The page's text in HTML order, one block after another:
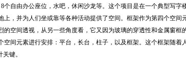
自由办公座位，水吧，休闲沙龙等。这个项目是在一个典型写字
，并为人们坐或靠等各种活动提供了空间。框架作为第四个空
空间透视，从另一些角度看，它又因为玻璃的穿透性和金属窗
间元素进行安排：平台，长台，柱子，以及框架。这个框架随
键。